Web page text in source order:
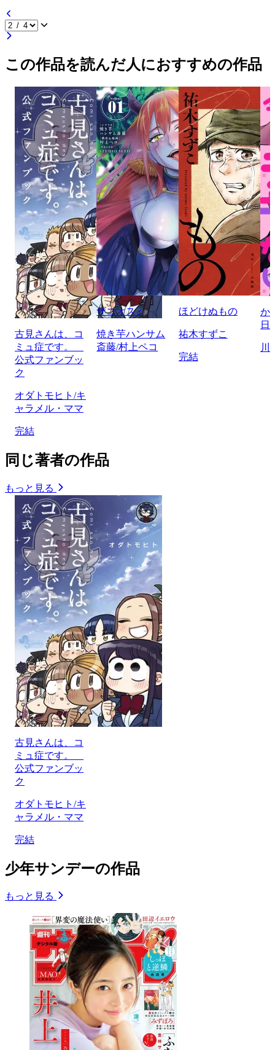
この作品を読んだ人におすすめの作品
古見さんは、コ
ミュ症です。
公式ファンブッ
ク
オダトモヒト/キ
ャラメル・ママ
完結
ザコオス♂
焼き芋ハンサム
斎藤/村上ペコ
ほどけぬもの
祐木すずこ
完結
か
日
川
同じ著者の作品
もっと見る
古見さんは、コ
ミュ症です。
公式ファンブッ
ク
オダトモヒト/キ
ャラメル・ママ
完結
少年サンデーの作品
もっと見る